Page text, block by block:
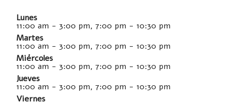
Lunes
11:00 am - 3:00 pm, 7:00 pm - 10:30 pm
Martes
11:00 am - 3:00 pm, 7:00 pm - 10:30 pm
Miércoles
11:00 am - 3:00 pm, 7:00 pm - 10:30 pm
Jueves
11:00 am - 3:00 pm, 7:00 pm - 10:30 pm
Viernes